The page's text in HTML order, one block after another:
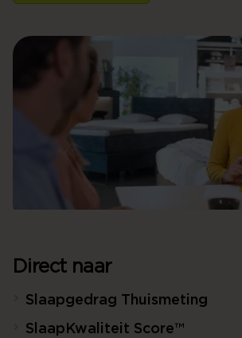
Direct naar
Slaapgedrag Thuismeting
SlaapKwaliteit Score™